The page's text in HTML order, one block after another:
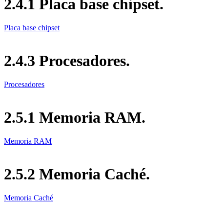
2.4.1 Placa base chipset.
Placa base chipset
2.4.3 Procesadores.
Procesadores
2.5.1 Memoria RAM.
Memoria RAM
2.5.2 Memoria Caché.
Memoria Caché